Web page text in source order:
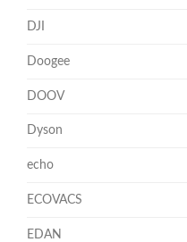
DJI
Doogee
DOOV
Dyson
echo
ECOVACS
EDAN